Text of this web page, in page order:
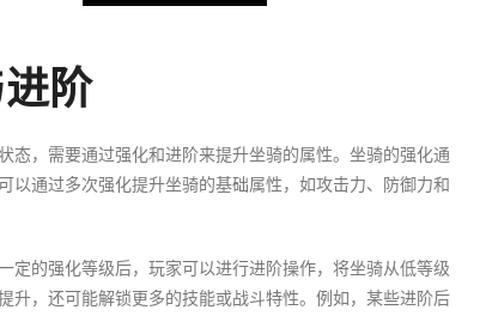
阶
态，需要通过强化和进阶来提升坐骑的属性。坐骑的强化通
以通过多次强化提升坐骑的基础属性，如攻击力、防御力和
定的强化等级后，玩家可以进行进阶操作，将坐骑从低等级
升，还可能解锁更多的技能或战斗特性。例如，某些进阶后